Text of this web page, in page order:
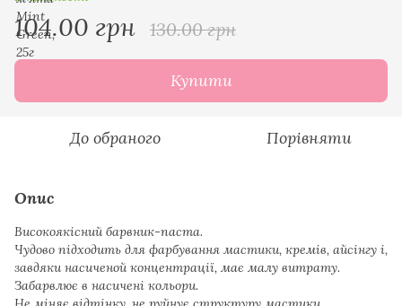
104.00 грн 130.00 грн
Купити
До обраного Порівняти
Опис
Високоякісний барвник-паста.
Чудово підходить для фарбування мастики, кремів, айсінгу і,
завдяки насиченой концентрації, має малу витрату.
Забарвлює в насичені кольори.